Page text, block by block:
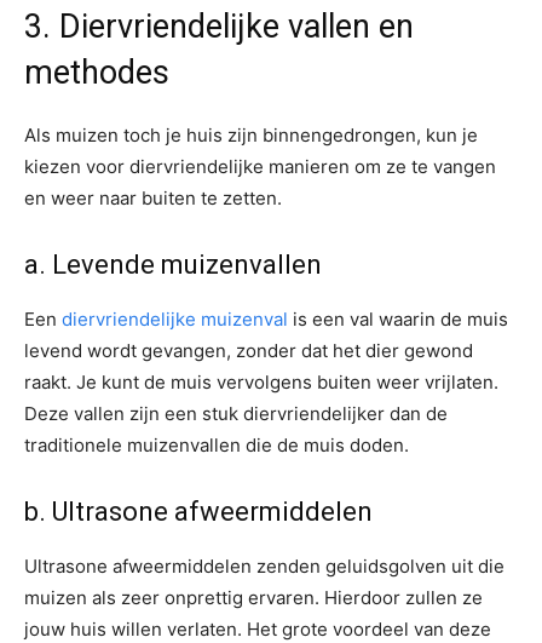
3. Diervriendelijke vallen en
methodes
Als muizen toch je huis zijn binnengedrongen, kun je
kiezen voor diervriendelijke manieren om ze te vangen
en weer naar buiten te zetten.
a. Levende muizenvallen
Een diervriendelijke muizenval is een val waarin de muis
levend wordt gevangen, zonder dat het dier gewond
raakt. Je kunt de muis vervolgens buiten weer vrijlaten.
Deze vallen zijn een stuk diervriendelijker dan de
traditionele muizenvallen die de muis doden.
b. Ultrasone afweermiddelen
Ultrasone afweermiddelen zenden geluidsgolven uit die
muizen als zeer onprettig ervaren. Hierdoor zullen ze
jouw huis willen verlaten. Het grote voordeel van deze